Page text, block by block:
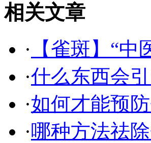
相关文章
· 【雀斑】“
·什么东西会
·如何才能预
·哪种方法祛